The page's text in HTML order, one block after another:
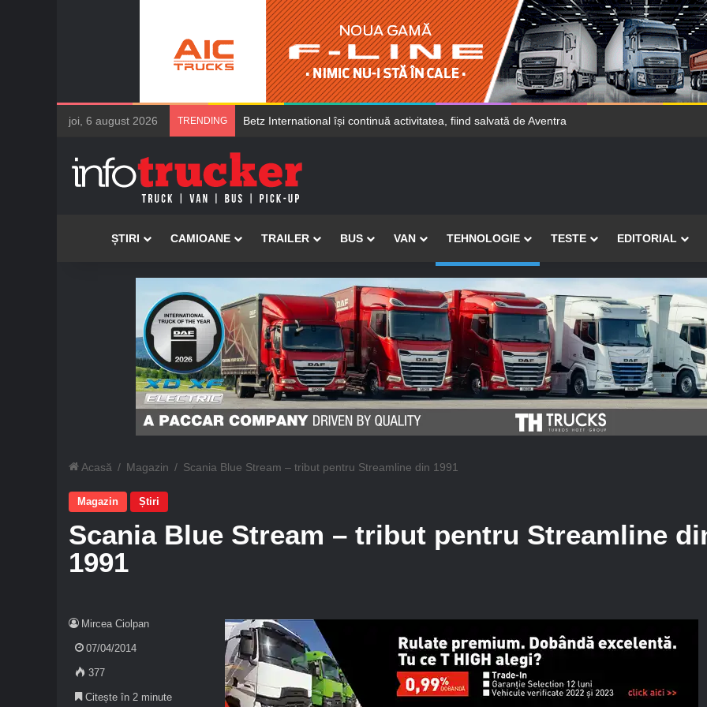
joi, 6 august 2026 TRENDING Șoferii de camioane Mercedes-Benz vor găsi mai ușor locuri de parcare
AcasăȘTIRI CAMIOANE TRAILER BUS VAN TEHNOLOGIE TESTE EDITORIAL
Acasă / Magazin / Scania Blue Stream – tribut pentru Streamline din 1991
Magazin Știri
Scania Blue Stream – tribut pentru Streamline
1991
Mircea Ciolpan
07/04/2014
377
Citește în 2 minute